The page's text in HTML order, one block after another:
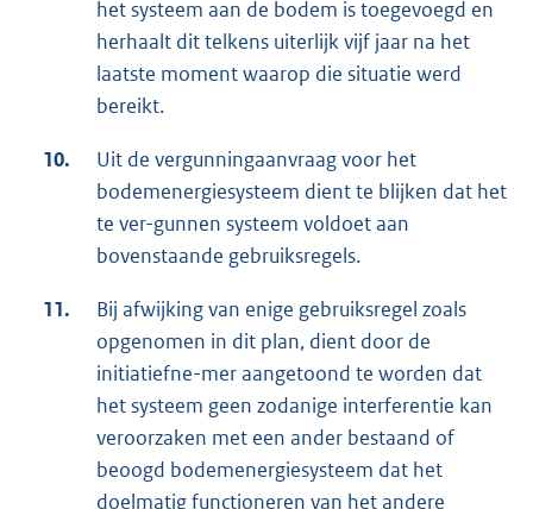
het systeem aan de bodem is toegevoegd en
herhaalt dit telkens uiterlijk vijf jaar na het
laatste moment waarop die situatie werd
bereikt.
10.
Uit de vergunningaanvraag voor het
bodemenergiesysteem dient te blijken dat het
te ver-gunnen systeem voldoet aan
bovenstaande gebruiksregels.
11.
Bij afwijking van enige gebruiksregel zoals
opgenomen in dit plan, dient door de
initiatiefne-mer aangetoond te worden dat
het systeem geen zodanige interferentie kan
veroorzaken met een ander bestaand of
beoogd bodemenergiesysteem dat het
doelmatig functioneren van het andere